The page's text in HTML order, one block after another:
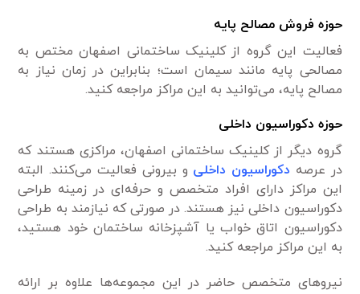
حوزه فروش مصالح پایه
فعالیت این گروه از کلینیک ساختمانی اصفهان مختص به
مصالحی پایه مانند سیمان است؛ بنابراین در زمان نیاز به
مصالح پایه، می‌توانید به این مراکز مراجعه کنید.
حوزه دکوراسیون داخلی
گروه دیگر از کلینیک ساختمانی اصفهان، مراکزی هستند که
در عرصه دکوراسیون داخلی و بیرونی فعالیت می‌کنند. البته
این مراکز دارای افراد متخصص و حرفه‌ای در زمینه طراحی
دکوراسیون داخلی نیز هستند. در صورتی که نیاز‌مند به طراحی
دکوراسیون اتاق خواب یا آشپزخانه ساختمان خود هستید،
به این مراکز مراجعه کنید.
نیرو‌های متخصص حاضر در این مجموعه‌ها علاوه بر ارائه